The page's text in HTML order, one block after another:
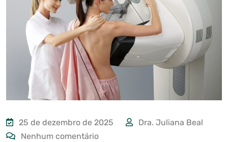
25 de dezembro de 2025
Dra. Juliana Beal
Nenhum comentário